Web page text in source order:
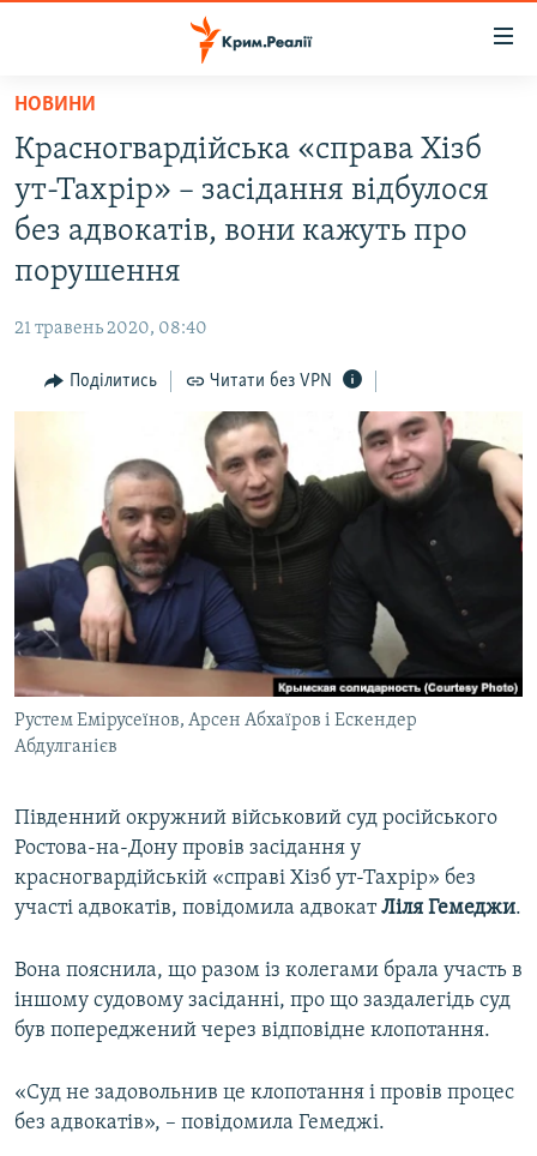
Перейти
основного
матеріалу
Перейти
до
основної
Перейти
пошуку
ВОДА.КРИМ
ВІДЕО ТА ФОТО
ПОГЛЯД
ІНТЕРВ'Ю
СПЕЦПРОЕКТИ
ДЕПОРТАЦІЯ
ВІДЕОУРОКИ «ELIFBE»
СВІДЧЕННЯ ОКУПАЦІЇ
УКРАЇНСЬКА ПРОБЛЕМА КРИМУ
ІНФОГРАФІКА
ЯК ОБІЙТИ БЛОКУВАННЯ
Русский
Qırımtatar
ДОЛУЧАЙСЯ!
НОВИНИ
Красногвардійська «справа Хізб
ут-Тахрір» – засідання відбулося
без адвокатів, вони кажуть про
порушення
21 травень 2020, 08:40
Поділитись Читати без VPN
Рустем Емірусеїнов, Арсен Абхаїров і Ескендер
Абдулганієв
Південний окружний військовий суд російського
Ростова-на-Дону провів засідання у
красногвардійській «справі Хізб ут-Тахрір» без
участі адвокатів, повідомила адвокатЛіля Гемеджи.
Вона пояснила, що разом із колегами брала участь в
іншому судовому засіданні, про що заздалегідь суд
був попереджений через відповідне клопотання.
«Суд не задовольнив це клопотання і провів процес
без адвокатів», – повідомила Гемеджі.